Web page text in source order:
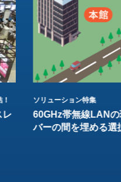
レ
ソリューション特集
60GHz帯無線LAN
バーの間を埋める選